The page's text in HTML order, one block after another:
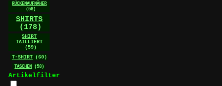
RÜCKENAUFNÄHER
(58)
SHIRTS
(178)
SHIRT
TAILLIERT
(59)
T-SHIRT (60)
TASCHEN
(58)
Artikelfilter